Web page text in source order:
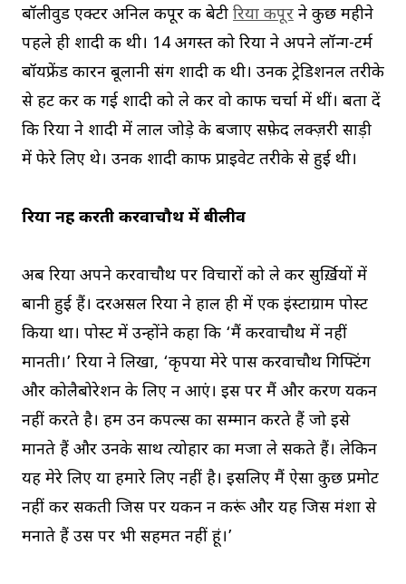
बॉलीवुड एक्टर अनिल कपूर की बेटी रिया कपूर ने कुछ महीने
पहले ही शादी की थी। 14 अगस्त को रिया ने अपने लॉन्ग-टर्म
बॉयफ्रेंड कारन बूलानी संग शादी की थी। उनकी ट्रेडिशनल तरीके
से हट कर की गई शादी को ले कर वो काफी चर्चा में थीं। बता दें
कि रिया ने शादी में लाल जोड़े के बजाए सफ़ेद लक्ज़री साड़ी
में फेरे लिए थे। उनकी शादी काफी प्राइवेट तरीके से हुई थी।
रिया नहीं करती करवाचौथ में बीलीव
अब रिया अपने करवाचौथ पर विचारों को ले कर सुर्ख़ियों में
बानी हुई हैं। दरअसल रिया ने हाल ही में एक इंस्टाग्राम पोस्ट
किया था। पोस्ट में उन्होंने कहा कि ‘मैं करवाचौथ में नहीं
मानती।’ रिया ने लिखा, ‘कृपया मेरे पास करवाचौथ गिफ्टिंग
और कोलैबोरेशन के लिए न आएं। इस पर मैं और करण यकीन
नहीं करते है। हम उन कपल्स का सम्मान करते हैं जो इसे
मानते हैं और उनके साथ त्योहार का मजा ले सकते हैं। लेकिन
यह मेरे लिए या हमारे लिए नहीं है। इसलिए मैं ऐसा कुछ प्रमोट
नहीं कर सकती जिस पर यकीन न करूं और यह जिस मंशा से
मनाते हैं उस पर भी सहमत नहीं हूं।’